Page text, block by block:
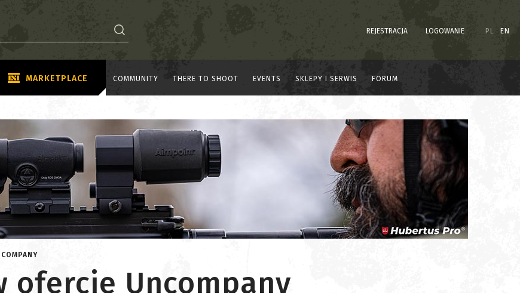
REJESTRACJA LOGOWANIE PL EN
MARKETPLACE COMMUNITY THERE TO SHOOT EVENTS SKLEPY I SERWIS FORUM
ofercie Uncompany